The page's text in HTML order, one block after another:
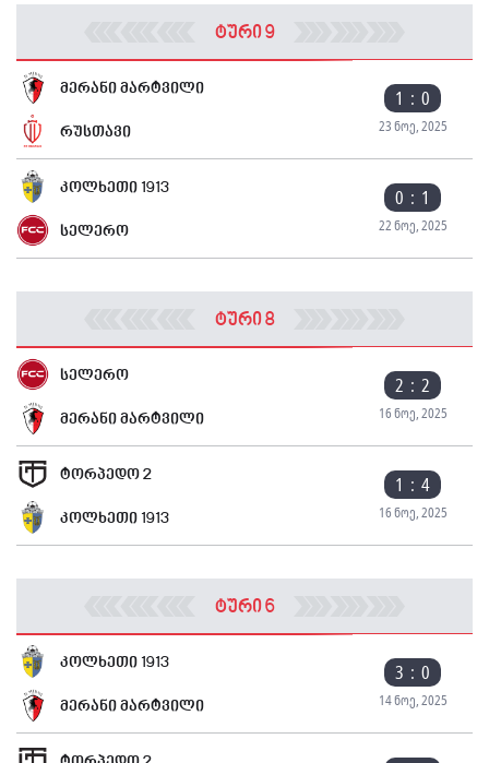
ტური 9
მერანი მარტვილი 1 : 0
23 ნოე, 2025
რუსთავი
კოლხეთი 1913 0 : 1
22 ნოე, 2025
სელერო
ტური 8
სელერო 2 : 2
16 ნოე, 2025
მერანი მარტვილი
ტორპედო 2 1 : 4
16 ნოე, 2025
კოლხეთი 1913
ტური 6
კოლხეთი 1913 3 : 0
14 ნოე, 2025
მერანი მარტვილი